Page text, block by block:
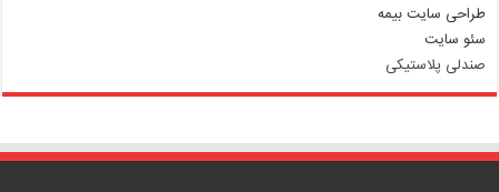
طراحی سایت بیمه
سئو سایت
صندلی پلاستیکی